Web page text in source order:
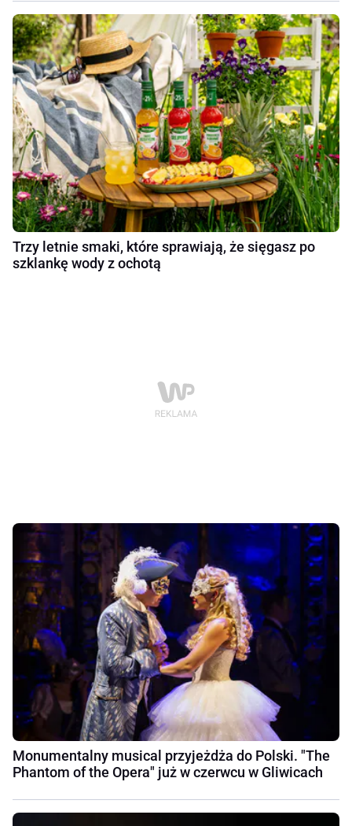
Trzy letnie smaki, które sprawiają, że sięgasz po
szklankę wody z ochotą
Monumentalny musical przyjeżdża do Polski. "The
Phantom of the Opera" już w czerwcu w Gliwicach